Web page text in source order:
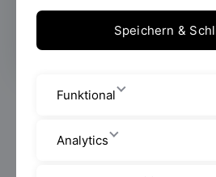
Scheck
Die Stadt im Osten der
Blockrandbebauung, mit zwei
Speichern &
Funktional
Analytics